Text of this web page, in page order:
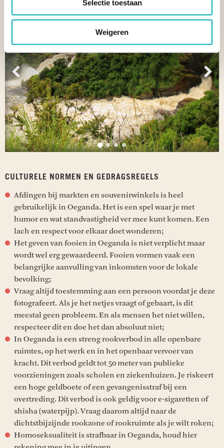
Selectie toestaan
Weigeren
Vorige
CULTURELE NORMEN EN GEDRAGSREGELS
Afdingen bij markten en souvenirwinkels is heel
gebruikelijk in Oeganda. Het is een spel waar je met
humor en wat standvastigheid ver mee kunt komen. Een
lach en respect voor elkaar doet wonderen;
Het geven van fooien in Oeganda is niet verplicht maar
wordt wel erg gewaardeerd. Fooien vormen vaak een
belangrijke aanvulling van inkomsten voor de lokale
bevolking;
Vraag altijd toestemming aan een persoon voordat je deze
fotografeert. Als je het netjes vraagt of gebaart, is dit
meestal geen probleem. En als mensen het niet willen,
respecteer dit en doe het dan absoluut niet;
In Oeganda is een streng rookverbod in alle openbare
ruimtes, op het werk en in het openbaar vervoer van
kracht. Dit verbod geldt tot 50 meter van publieke
voorzieningen zoals scholen en ziekenhuizen. Je riskeert
een hoge geldboete of een gevangenisstraf bij een
overtreding. Dit verbod is ook geldig voor e-sigaretten of
shisha (waterpijp). Vraag daarom altijd naar de
dichtstbijzijnde rookzone of rookruimte als je wilt roken;
Homoseksualiteit is strafbaar in Oeganda, houd hier